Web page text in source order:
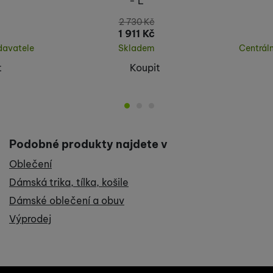
2 730Kč
1 911 Kč
Skladem
Koupit
Podobné produkty najdete v
Oblečení
Dámská trika, tílka, košile
Dámské oblečení a obuv
Výprodej